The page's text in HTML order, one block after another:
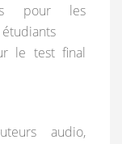
pour les
le test final
audio,